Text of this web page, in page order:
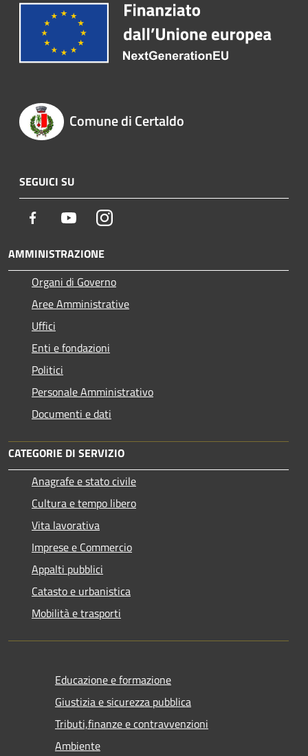
Comune di Certaldo
SEGUICI SU
Facebook YoutubeInstagram
AMMINISTRAZIONE
Organi di Governo
Aree Amministrative
Uffici
Enti e fondazioni
Politici
Personale Amministrativo
Documenti e dati
CATEGORIE DI SERVIZIO
Anagrafe e stato civile
Cultura e tempo libero
Vita lavorativa
Imprese e Commercio
Appalti pubblici
Catasto e urbanistica
Mobilità e trasporti
Educazione e formazione
Giustizia e sicurezza pubblica
Tributi,finanze e contravvenzioni
Ambiente